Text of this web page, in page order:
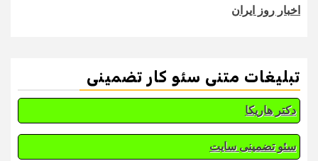
اخبار روز ایران
تبلیغات متنی سئو کار تضمینی
دکتر هاریکا
سئو تضمینی سایت